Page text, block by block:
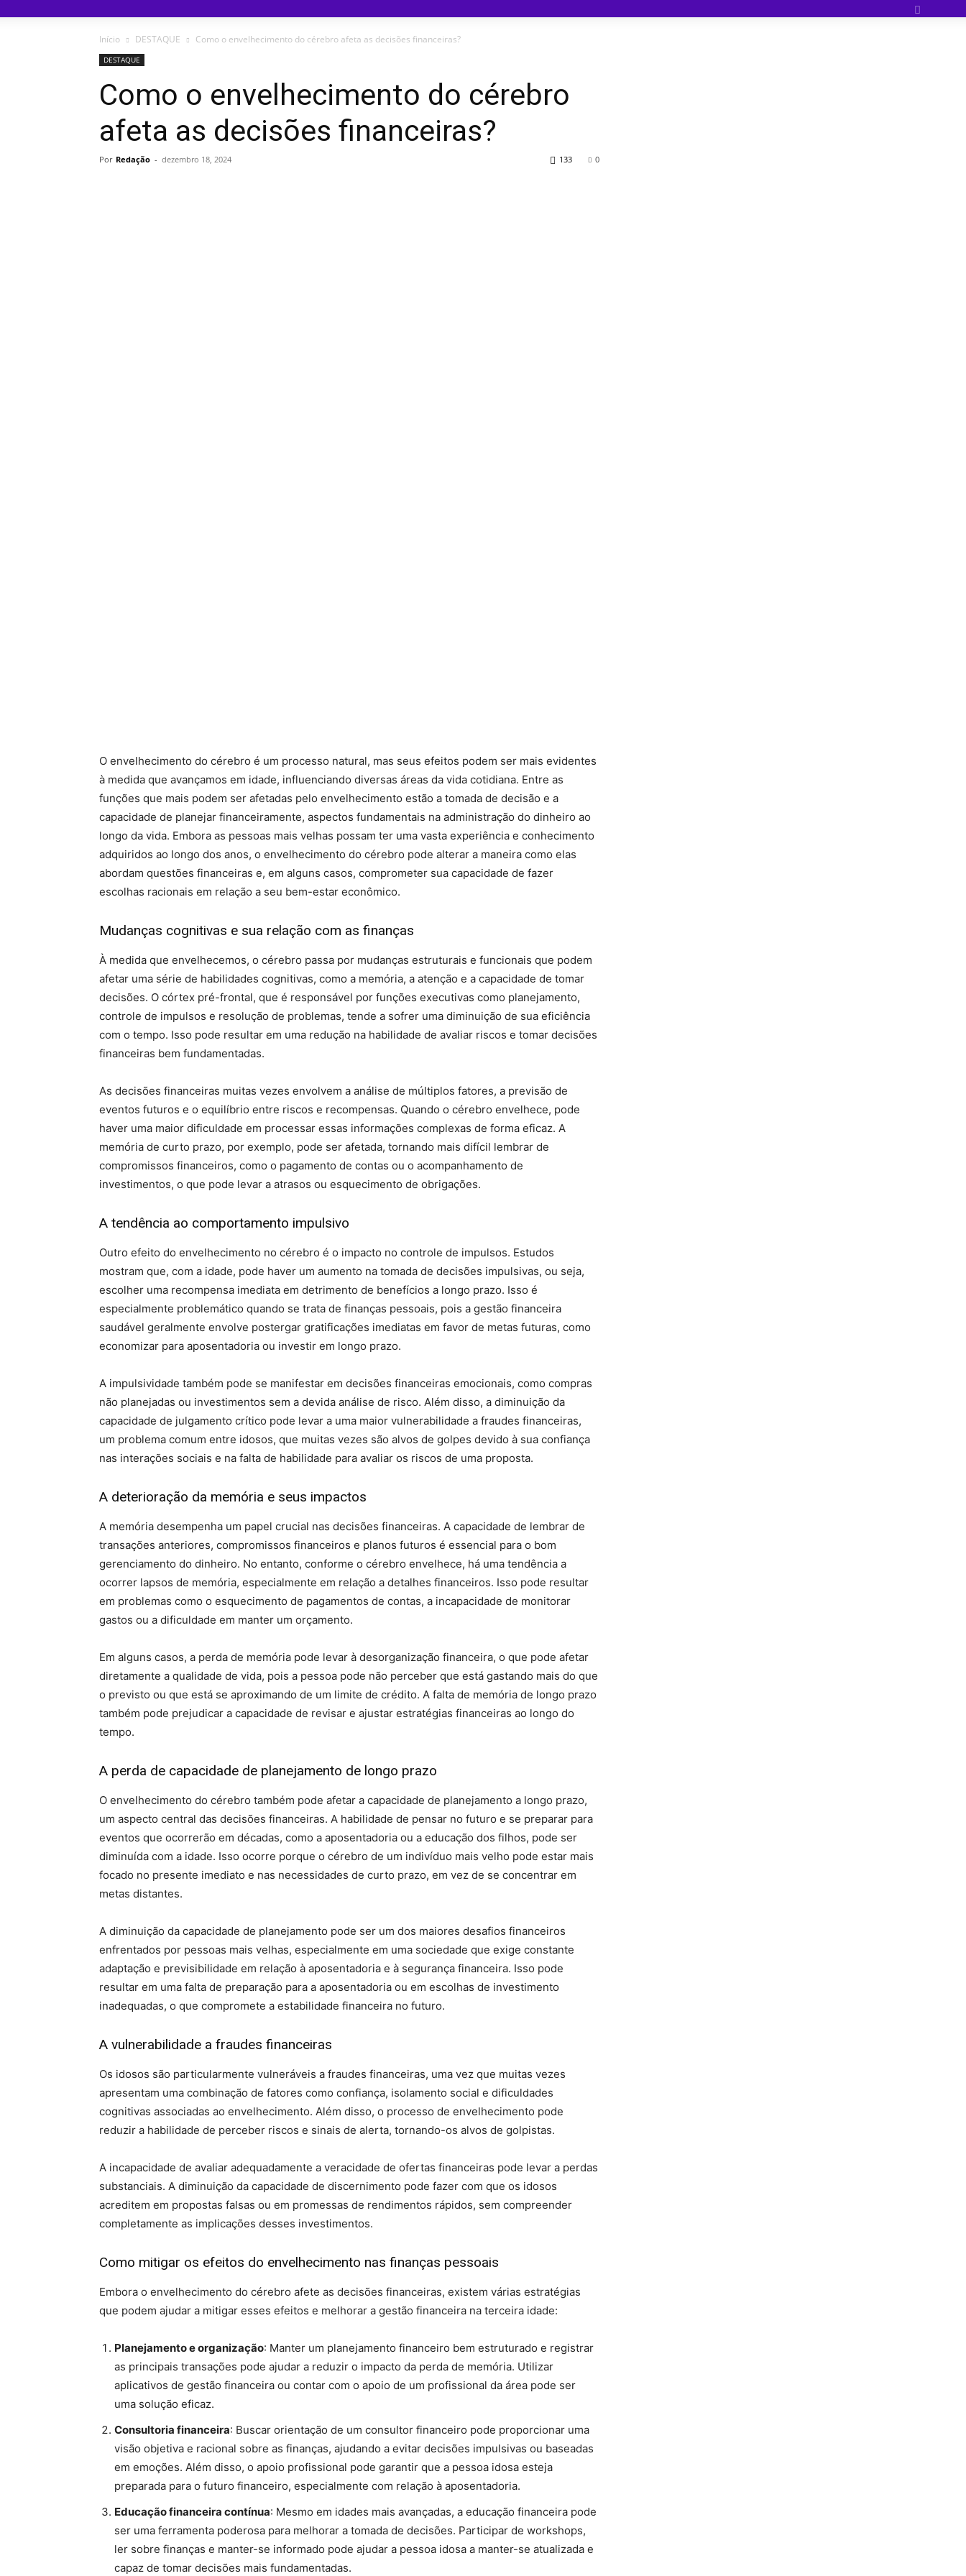
Início DESTAQUE Como o envelhecimento do cérebro afeta as decisões financeiras?
DESTAQUE
Como o envelhecimento do cérebro
afeta as decisões financeiras?
Por Redação - dezembro 18, 2024 0
133
O envelhecimento do cérebro é um processo natural, mas seus efeitos podem ser mais evidentes
à medida que avançamos em idade, influenciando diversas áreas da vida cotidiana. Entre as
funções que mais podem ser afetadas pelo envelhecimento estão a tomada de decisão e a
capacidade de planejar financeiramente, aspectos fundamentais na administração do dinheiro ao
longo da vida. Embora as pessoas mais velhas possam ter uma vasta experiência e conhecimento
adquiridos ao longo dos anos, o envelhecimento do cérebro pode alterar a maneira como elas
abordam questões financeiras e, em alguns casos, comprometer sua capacidade de fazer
escolhas racionais em relação a seu bem-estar econômico.
Mudanças cognitivas e sua relação com as finanças
À medida que envelhecemos, o cérebro passa por mudanças estruturais e funcionais que podem
afetar uma série de habilidades cognitivas, como a memória, a atenção e a capacidade de tomar
decisões. O córtex pré-frontal, que é responsável por funções executivas como planejamento,
controle de impulsos e resolução de problemas, tende a sofrer uma diminuição de sua eficiência
com o tempo. Isso pode resultar em uma redução na habilidade de avaliar riscos e tomar decisões
financeiras bem fundamentadas.
As decisões financeiras muitas vezes envolvem a análise de múltiplos fatores, a previsão de
eventos futuros e o equilíbrio entre riscos e recompensas. Quando o cérebro envelhece, pode
haver uma maior dificuldade em processar essas informações complexas de forma eficaz. A
memória de curto prazo, por exemplo, pode ser afetada, tornando mais difícil lembrar de
compromissos financeiros, como o pagamento de contas ou o acompanhamento de
investimentos, o que pode levar a atrasos ou esquecimento de obrigações.
A tendência ao comportamento impulsivo
Outro efeito do envelhecimento no cérebro é o impacto no controle de impulsos. Estudos
mostram que, com a idade, pode haver um aumento na tomada de decisões impulsivas, ou seja,
escolher uma recompensa imediata em detrimento de benefícios a longo prazo. Isso é
especialmente problemático quando se trata de finanças pessoais, pois a gestão financeira
saudável geralmente envolve postergar gratificações imediatas em favor de metas futuras, como
economizar para aposentadoria ou investir em longo prazo.
A impulsividade também pode se manifestar em decisões financeiras emocionais, como compras
não planejadas ou investimentos sem a devida análise de risco. Além disso, a diminuição da
capacidade de julgamento crítico pode levar a uma maior vulnerabilidade a fraudes financeiras,
um problema comum entre idosos, que muitas vezes são alvos de golpes devido à sua confiança
nas interações sociais e na falta de habilidade para avaliar os riscos de uma proposta.
A deterioração da memória e seus impactos
A memória desempenha um papel crucial nas decisões financeiras. A capacidade de lembrar de
transações anteriores, compromissos financeiros e planos futuros é essencial para o bom
gerenciamento do dinheiro. No entanto, conforme o cérebro envelhece, há uma tendência a
ocorrer lapsos de memória, especialmente em relação a detalhes financeiros. Isso pode resultar
em problemas como o esquecimento de pagamentos de contas, a incapacidade de monitorar
gastos ou a dificuldade em manter um orçamento.
Em alguns casos, a perda de memória pode levar à desorganização financeira, o que pode afetar
diretamente a qualidade de vida, pois a pessoa pode não perceber que está gastando mais do que
o previsto ou que está se aproximando de um limite de crédito. A falta de memória de longo prazo
também pode prejudicar a capacidade de revisar e ajustar estratégias financeiras ao longo do
tempo.
A perda de capacidade de planejamento de longo prazo
O envelhecimento do cérebro também pode afetar a capacidade de planejamento a longo prazo,
um aspecto central das decisões financeiras. A habilidade de pensar no futuro e se preparar para
eventos que ocorrerão em décadas, como a aposentadoria ou a educação dos filhos, pode ser
diminuída com a idade. Isso ocorre porque o cérebro de um indivíduo mais velho pode estar mais
focado no presente imediato e nas necessidades de curto prazo, em vez de se concentrar em
metas distantes.
A diminuição da capacidade de planejamento pode ser um dos maiores desafios financeiros
enfrentados por pessoas mais velhas, especialmente em uma sociedade que exige constante
adaptação e previsibilidade em relação à aposentadoria e à segurança financeira. Isso pode
resultar em uma falta de preparação para a aposentadoria ou em escolhas de investimento
inadequadas, o que compromete a estabilidade financeira no futuro.
A vulnerabilidade a fraudes financeiras
Os idosos são particularmente vulneráveis a fraudes financeiras, uma vez que muitas vezes
apresentam uma combinação de fatores como confiança, isolamento social e dificuldades
cognitivas associadas ao envelhecimento. Além disso, o processo de envelhecimento pode
reduzir a habilidade de perceber riscos e sinais de alerta, tornando-os alvos de golpistas.
A incapacidade de avaliar adequadamente a veracidade de ofertas financeiras pode levar a perdas
substanciais. A diminuição da capacidade de discernimento pode fazer com que os idosos
acreditem em propostas falsas ou em promessas de rendimentos rápidos, sem compreender
completamente as implicações desses investimentos.
Como mitigar os efeitos do envelhecimento nas finanças pessoais
Embora o envelhecimento do cérebro afete as decisões financeiras, existem várias estratégias
que podem ajudar a mitigar esses efeitos e melhorar a gestão financeira na terceira idade:
Planejamento e organização: Manter um planejamento financeiro bem estruturado e registrar
as principais transações pode ajudar a reduzir o impacto da perda de memória. Utilizar
aplicativos de gestão financeira ou contar com o apoio de um profissional da área pode ser
uma solução eficaz.
Consultoria financeira: Buscar orientação de um consultor financeiro pode proporcionar uma
visão objetiva e racional sobre as finanças, ajudando a evitar decisões impulsivas ou baseadas
em emoções. Além disso, o apoio profissional pode garantir que a pessoa idosa esteja
preparada para o futuro financeiro, especialmente com relação à aposentadoria.
Educação financeira contínua: Mesmo em idades mais avançadas, a educação financeira pode
ser uma ferramenta poderosa para melhorar a tomada de decisões. Participar de workshops,
ler sobre finanças e manter-se informado pode ajudar a pessoa idosa a manter-se atualizada e
capaz de tomar decisões mais fundamentadas.